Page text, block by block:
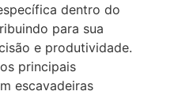
dentro do
para sua
e produtividade.
principais
escavadeiras